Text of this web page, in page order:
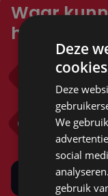
Waar
helpen?
Bel ons
0318 571
Mail ons
Bezoek onze
Deze
Deze
We
social
gebruik